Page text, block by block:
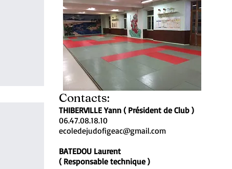
Contacts:
THIBERVILLE Yann ( Président de Club )
06.47.08.18.10
ecoledejudofigeac@gmail.com
BATEDOU Laurent
( Responsable technique )